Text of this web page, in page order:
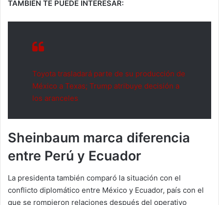
TAMBIÉN TE PUEDE INTERESAR:
Toyota trasladará parte de su producción de
México a Texas; Trump atribuye decisión a
los aranceles
Sheinbaum marca diferencia
entre Perú y Ecuador
La presidenta también comparó la situación con el
conflicto diplomático entre México y Ecuador, país con el
que se rompieron relaciones después del operativo